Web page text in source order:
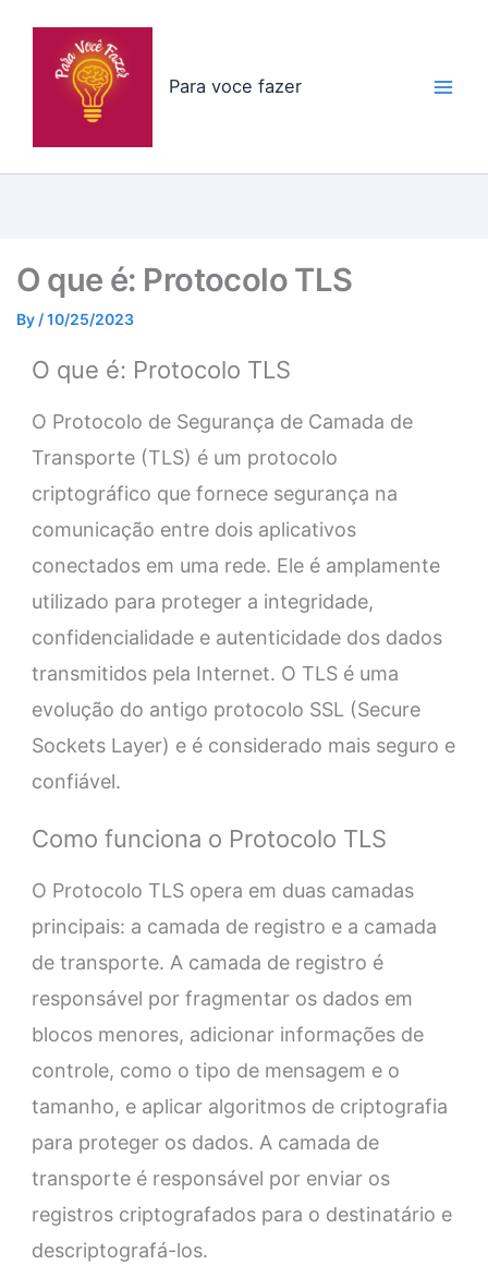
Para voce fazer
O que é: Protocolo TLS
By /10/25/2023
O que é: Protocolo TLS
O Protocolo de Segurança de Camada de
Transporte (TLS) é um protocolo
criptográfico que fornece segurança na
comunicação entre dois aplicativos
conectados em uma rede. Ele é amplamente
utilizado para proteger a integridade,
confidencialidade e autenticidade dos dados
transmitidos pela Internet. O TLS é uma
evolução do antigo protocolo SSL (Secure
Sockets Layer) e é considerado mais seguro e
confiável.
Como funciona o Protocolo TLS
O Protocolo TLS opera em duas camadas
principais: a camada de registro e a camada
de transporte. A camada de registro é
responsável por fragmentar os dados em
blocos menores, adicionar informações de
controle, como o tipo de mensagem e o
tamanho, e aplicar algoritmos de criptografia
para proteger os dados. A camada de
transporte é responsável por enviar os
registros criptografados para o destinatário e
descriptografá-los.